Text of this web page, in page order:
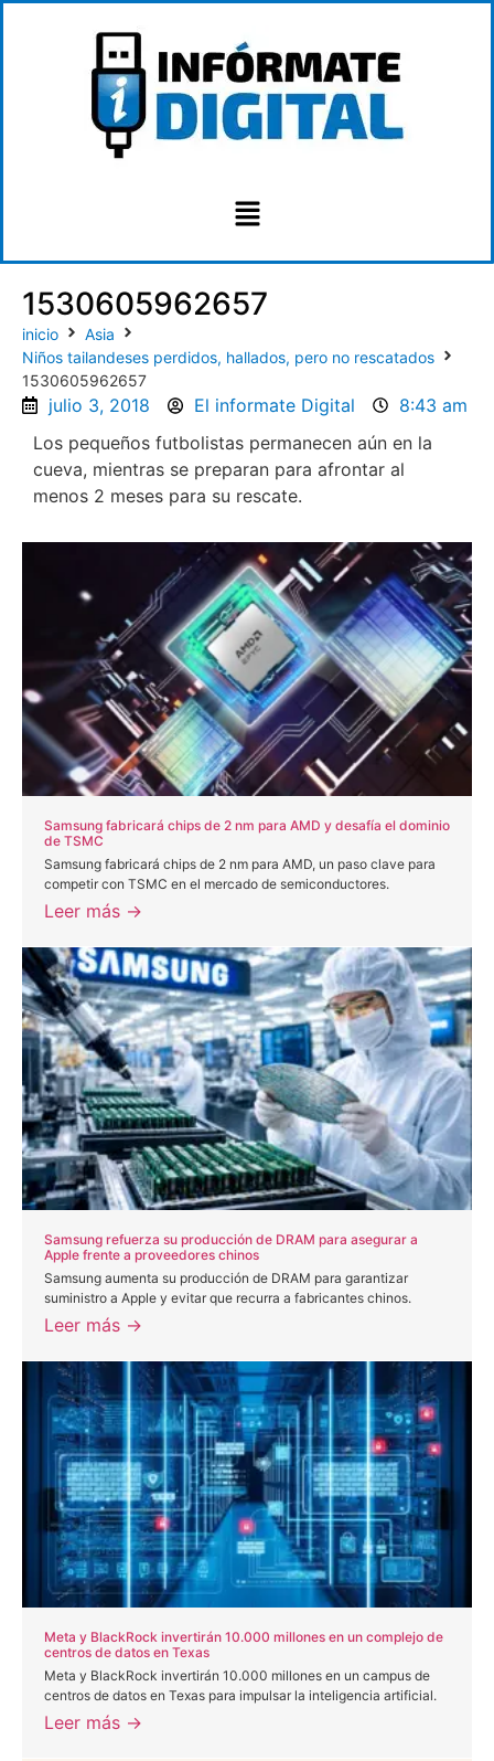
1530605962657
inicio
Asia
Niños tailandeses perdidos, hallados, pero no rescatados
1530605962657
julio 3, 2018 El informate Digital
8:43 am
Los pequeños futbolistas permanecen aún en la
cueva, mientras se preparan para afrontar al
menos 2 meses para su rescate.
Samsung fabricará chips de 2 nm para AMD y desafía el dominio
de TSMC
Samsung fabricará chips de 2 nm para AMD, un paso clave para
competir con TSMC en el mercado de semiconductores.
Leer más →
Samsung refuerza su producción de DRAM para asegurar a
Apple frente a proveedores chinos
Samsung aumenta su producción de DRAM para garantizar
suministro a Apple y evitar que recurra a fabricantes chinos.
Leer más →
Meta y BlackRock invertirán 10.000 millones en un complejo de
centros de datos en Texas
Meta y BlackRock invertirán 10.000 millones en un campus de
centros de datos en Texas para impulsar la inteligencia artificial.
Leer más →